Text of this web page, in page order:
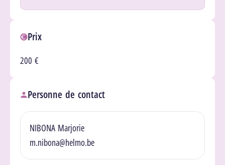
Prix
200 €
Personne de contact
NIBONA Marjorie
m.nibona@helmo.be